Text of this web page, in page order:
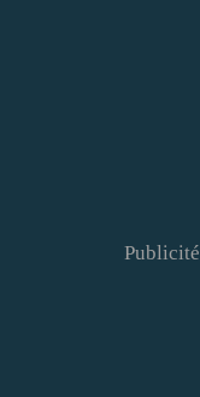
Publicité